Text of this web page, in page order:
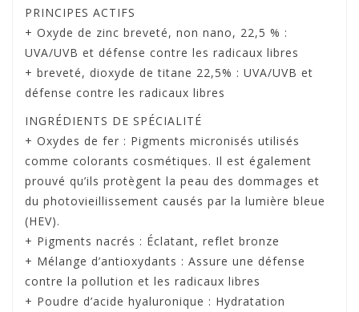
PRINCIPES ACTIFS
+ Oxyde de zinc breveté, non nano, 22,5 % :
UVA/UVB et défense contre les radicaux libres
+ breveté, dioxyde de titane 22,5% : UVA/UVB et
défense contre les radicaux libres
INGRÉDIENTS DE SPÉCIALITÉ
+ Oxydes de fer : Pigments micronisés utilisés
comme colorants cosmétiques. Il est également
prouvé qu’ils protègent la peau des dommages et
du photovieillissement causés par la lumière bleue
(HEV).
+ Pigments nacrés : Éclatant, reflet bronze
+ Mélange d’antioxydants : Assure une défense
contre la pollution et les radicaux libres
+ Poudre d’acide hyaluronique : Hydratation